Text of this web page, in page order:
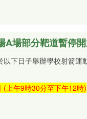
A場部分靶道暫停
下日子舉辦學校射箭運
(上午9時30分至下午12時)